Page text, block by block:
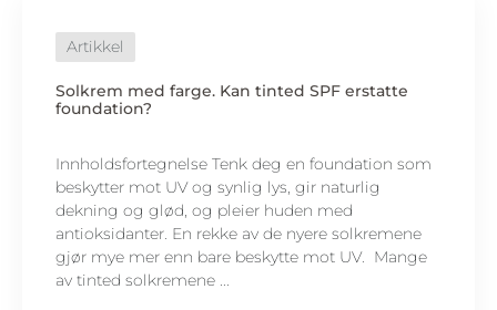
Artikkel
Solkrem med farge. Kan tinted SPF erstatte
foundation?
Innholdsfortegnelse Tenk deg en foundation som
beskytter mot UV og synlig lys, gir naturlig
dekning og glød, og pleier huden med
antioksidanter. En rekke av de nyere solkremene
gjør mye mer enn bare beskytte mot UV. Mange
av tinted solkremene ...